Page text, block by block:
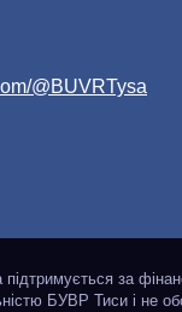
@BUVRTysa
за
БУВР Тиси і не